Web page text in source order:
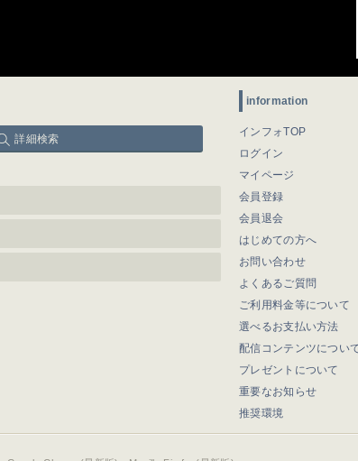
詳細検索
information
インフォTOP
ログイン
マイページ
会員登録
会員退会
はじめての方へ
お問い合わせ
よくあるご質問
ご利用料金等について
選べるお支払い方法
配信コンテンツについ
プレゼントについて
重要なお知らせ
推奨環境